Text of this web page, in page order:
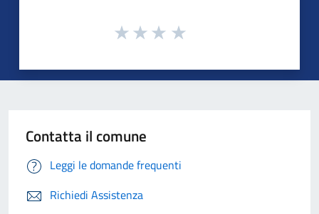
Contatta il comune
Leggi le domande frequenti
Richiedi Assistenza